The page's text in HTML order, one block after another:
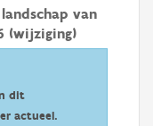
van
(wijziging)
dit
actueel.